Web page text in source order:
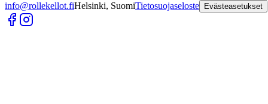
info@rollekellot.fiHelsinki, SuomiTietosuojaseloste Evästeasetukset